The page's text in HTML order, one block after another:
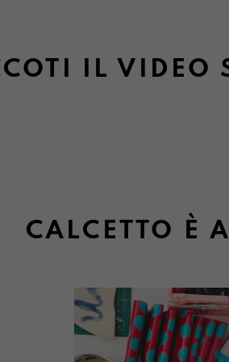
IL VIDEO
CALCETTO È